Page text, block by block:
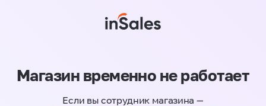
Магазин временно не работает
Если вы сотрудник магазина —